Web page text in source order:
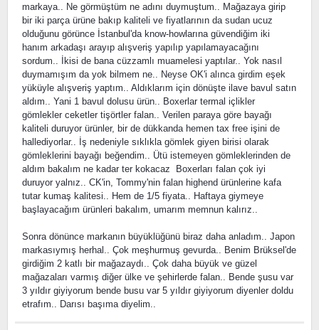
markaya.. Ne görmüştüm ne adını duymuştum.. Mağazaya girip
bir iki parça ürüne bakıp kaliteli ve fiyatlarının da sudan ucuz
olduğunu görünce İstanbul'da know-howlarına güvendiğim iki
hanım arkadaşı arayıp alışveriş yapılıp yapılamayacağını
sordum.. İkisi de bana cüzzamlı muamelesi yaptılar.. Yok nasıl
duymamışım da yok bilmem ne.. Neyse OK'i alınca girdim eşek
yüküyle alışveriş yaptım.. Aldıklarım için dönüşte ilave bavul satın
aldım.. Yani 1 bavul dolusu ürün.. Boxerlar termal içlikler
gömlekler ceketler tişörtler falan.. Verilen paraya göre bayağı
kaliteli duruyor ürünler, bir de dükkanda hemen tax free işini de
hallediyorlar.. İş nedeniyle sıklıkla gömlek giyen birisi olarak
gömleklerini bayağı beğendim.. Ütü istemeyen gömleklerinden de
aldım bakalım ne kadar ter kokacaz Boxerları falan çok iyi
duruyor yalnız.. CK'in, Tommy'nin falan highend ürünlerine kafa
tutar kumaş kalitesi.. Hem de 1/5 fiyata.. Haftaya giymeye
başlayacağım ürünleri bakalım, umarım memnun kalırız..
Sonra dönünce markanın büyüklüğünü biraz daha anladım.. Japon
markasıymış herhal.. Çok meşhurmuş gevurda.. Benim Brüksel'de
girdiğim 2 katlı bir mağazaydı.. Çok daha büyük ve güzel
mağazaları varmış diğer ülke ve şehirlerde falan.. Bende şusu var
3 yıldır giyiyorum bende busu var 5 yıldır giyiyorum diyenler doldu
etrafım.. Darısı başıma diyelim..